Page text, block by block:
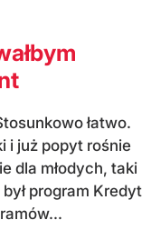
łatwo.
i już popyt rośnie
dla młodych, taki
program Kredyt